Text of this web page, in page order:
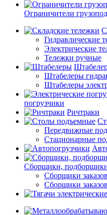
Ограничители
Гидравлические
Электрические
Тележки ручные
Штабелеры
Штабелеры
погрузчики
Ричтраки
Передвижные
Стационарные
Сборщики,
Сборщики
Сборщики